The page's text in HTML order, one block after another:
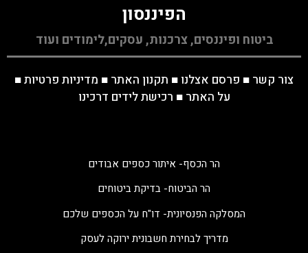
הפיננסון
ביטוח ופיננסים, צרכנות, עסקים,לימודים ועוד
צור קשר ■ פרסם אצלנו ■ תקנון האתר ■ מדיניות פרטיות■
על האתר ■ רכישת לידים דרכינו
הר הכסף- איתור כספים אבודים
הר הביטוח- בדיקת ביטוחים
המסלקה הפנסיונית- דו"ח על הכספים שלכם
מדריך לבחירת חשבונית ירוקה לעסק